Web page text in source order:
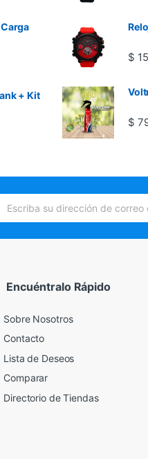
+ Kit
$
$
Encuéntralo Rápido
Sobre Nosotros
Contacto
Lista de Deseos
Comparar
Directorio de Tiendas